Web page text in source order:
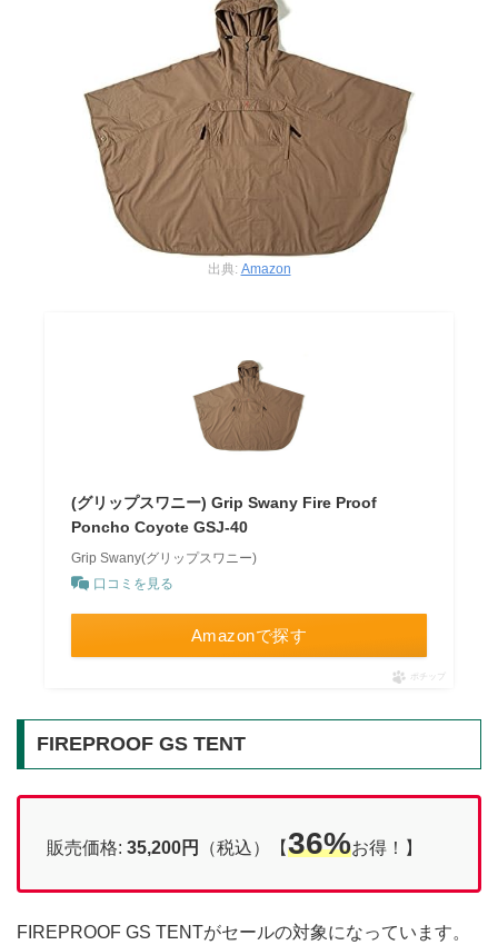
出典: Amazon
(グリップスワニー) Grip Swany Fire Proof
Poncho Coyote GSJ-40
Grip Swany(グリップスワニー)
口コミを見る
Amazonで探す
ポチップ
FIREPROOF GS TENT
販売価格: 35,200円 （税込）【36%お得！】
FIREPROOF GS TENTがセールの対象になっています。